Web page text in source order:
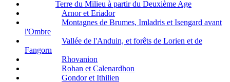
Terre du Milieu à partir du Deuxième Age
Arnor et Eriador
Montagnes de Brumes, Imladris et Isengard avant
l'Ombre
Vallée de l'Anduin, et forêts de Lorien et de
Fangorn
Rhovanion
Rohan et Calenardhon
Gondor et Ithilien